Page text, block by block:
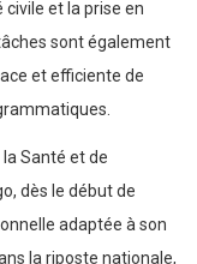
civile et la prise en
sont également
et efficiente de
Santé et de
dès le début de
adaptée à son
la riposte nationale,